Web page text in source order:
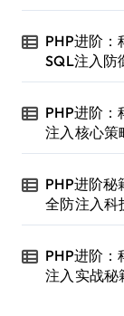
PHP进阶：
SQL注入防
PHP进阶
注入核心策
PHP进阶
全防注入科
PHP进阶
注入实战秘